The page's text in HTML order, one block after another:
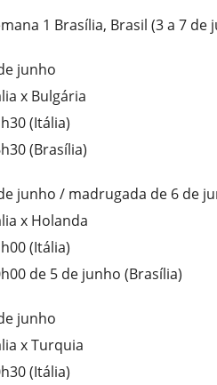
1 Brasília, Brasil (3 a 7 de
junho
x Bulgária
(Itália)
(Brasília)
junho / madrugada de 6 de
x Holanda
(Itália)
de 5 de junho (Brasília)
junho
x Turquia
(Itália)